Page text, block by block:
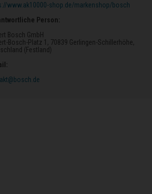
www.ak10000-shop.de/markenshop/bosch
Person:
Bosch GmbH
Bosch-Platz 1 , 70839 Gerlingen-Schillerhöhe,
(Festland)